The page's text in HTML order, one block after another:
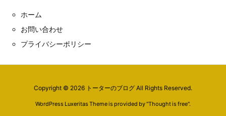
ホーム
お問い合わせ
プライバシーポリシー
Copyright © 2026 トーターのブログ All Rights Reserved.
WordPress Luxeritas Theme is provided by "Thought is free".